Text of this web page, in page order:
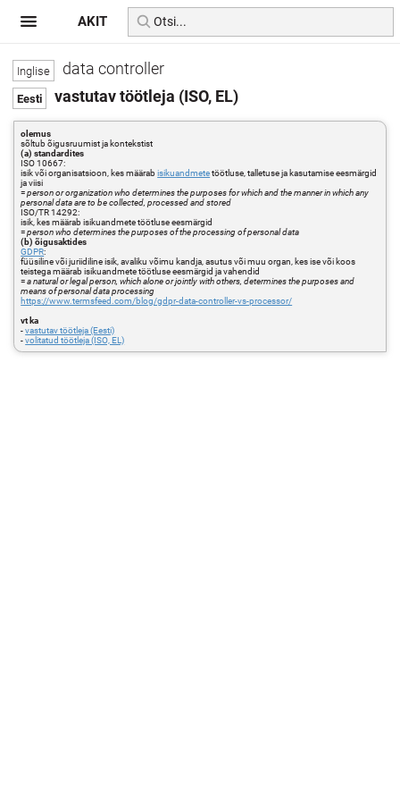
data controller
vastutav töötleja (ISO, EL)
olemus
sõltub õigusruumist ja kontekstist
(a) standardites
ISO 10667:
isik või organisatsioon, kes määrabisikuandmetetöötluse, talletuse ja kasutamise eesmärgid
ja viisi
=person or organization who determines the purposes for which and the manner in which any
personal data are to be collected, processed and stored
ISO/TR 14292:
isik, kes määrab isikuandmete töötluse eesmärgid
=person who determines the purposes of the processing of personal data
(b) õigusaktides
GDPR:
füüsiline või juriidiline isik, avaliku võimu kandja, asutus või muu organ, kes ise või koos
teistega määrab isikuandmete töötluse eesmärgid ja vahendid
=a natural or legal person, which alone or jointly with others, determines the purposes and
means of personal data processing
https://www.termsfeed.com/blog/gdpr-data-controller-vs-processor/
vt ka
-vastutav töötleja (Eesti)
-volitatud töötleja (ISO, EL)
AKIT